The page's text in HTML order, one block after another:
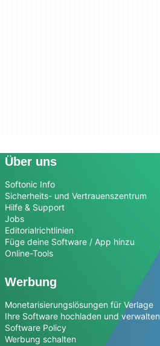
Über uns
Softonic Info
Sicherheits- und Vertrauenszentrum
Hilfe & Support
Jobs
Editorialrichtlinien
Füge deine Software / App hinzu
Online-Tools
Werbung
Monetarisierungslösungen für Verlage
Ihre Software hochladen und verwalten
Software Policy
Werbung schalten